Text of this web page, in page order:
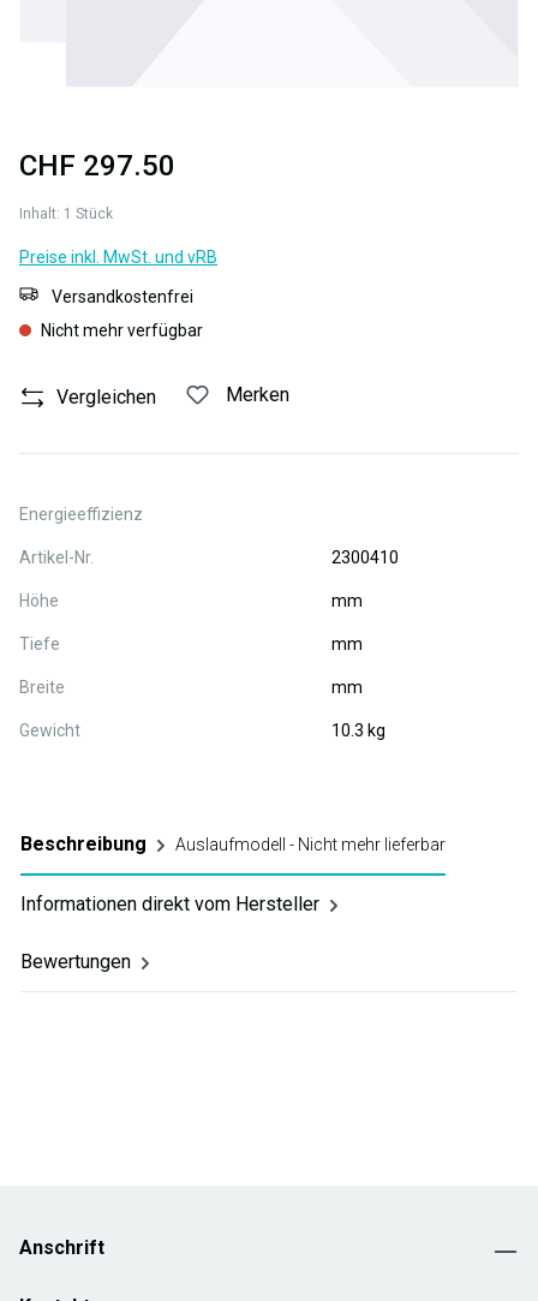
CHF 297.50
Inhalt: 1 Stück
Preise inkl. MwSt. und vRB
Versandkostenfrei
Nicht mehr verfügbar
Vergleichen Merken
Energieeffizienz
Artikel-Nr. 2300410
Höhe mm
Tiefe mm
Breite mm
Gewicht 10.3 kg
Beschreibung Auslaufmodell - Nicht mehr lieferbar
Informationen direkt vom Hersteller
Bewertungen
Anschrift